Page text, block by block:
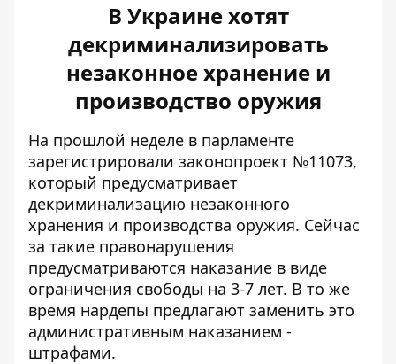
В Украине хотят
декриминализировать
незаконное хранение и
производство оружия
На прошлой неделе в парламенте
зарегистрировали законопроект №11073,
который предусматривает
декриминализацию незаконного
хранения и производства оружия. Сейчас
за такие правонарушения
предусматриваются наказание в виде
ограничения свободы на 3-7 лет. В то же
время нардепы предлагают заменить это
административным наказанием -
штрафами.